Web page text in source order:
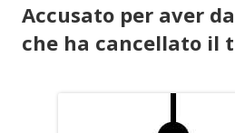
Accusato per aver
che ha cancellato il